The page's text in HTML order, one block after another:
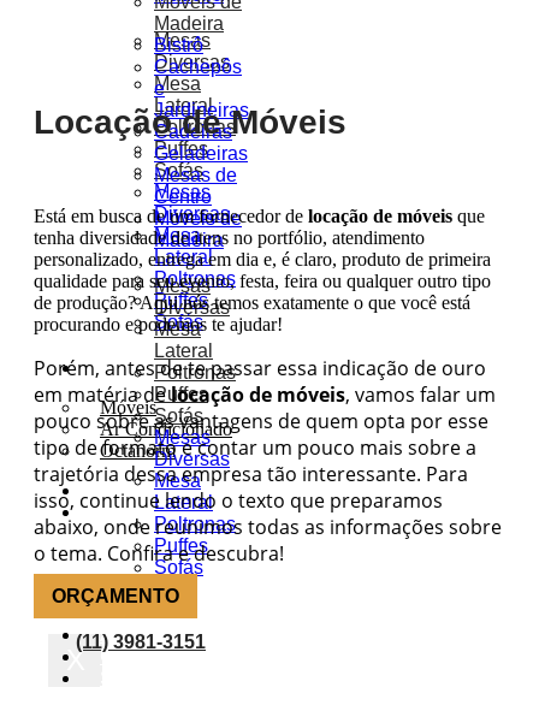
Mesas
Diversas
Mesa
Lateral
Poltronas
Puffes
Sofás
Mesas
Diversas
Mesa
Lateral
Poltronas
Puffes
Sofás
Soluções
Móveis
Ar Condicionado
Octanorm
Portfólio
Orçamentos
X
Madeira
Bistrô
Cachepôs
e
Jardineiras
Cadeiras
Geladeiras
Mesas de
Centro
Móveis de
Madeira
Mesas
Diversas
Mesa
Lateral
Poltronas
Puffes
Sofás
Mesas
Diversas
Mesa
Lateral
Poltronas
Puffes
Sofás
Ar Condicionado
Octanorm
Locação de Móveis
Está em busca de um fornecedor de locação de móveis que
tenha diversidade de itens no portfólio, atendimento
personalizado, entrega em dia e, é claro, produto de primeira
qualidade para seu evento, festa, feira ou qualquer outro tipo
de produção? Aqui nós temos exatamente o que você está
procurando e podemos te ajudar!
Porém, antes de te passar essa indicação de ouro
em matéria delocação de móveis, vamos falar um
pouco sobre as vantagens de quem opta por esse
tipo de formato e contar um pouco mais sobre a
trajetória dessa empresa tão interessante. Para
isso, continue lendo o texto que preparamos
abaixo, onde reunimos todas as informações sobre
o tema. Confira e descubra!
ORÇAMENTO
(11) 3981-3151